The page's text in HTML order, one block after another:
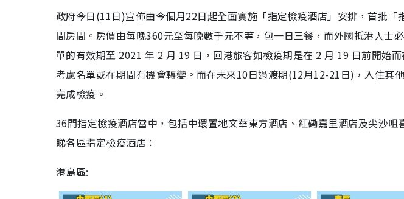
政府今日(11日)宣佈由今個月22日起全面實施「指定檢疫酒店」安排，首批「
間房間。房價由每晚360元至每晚數千元不等，包一日三餐，而外國抵港人士
單的有效期至 2021 年 2 月 19 日，回港旅客如檢疫期是在 2 月 19 日前開始
考慮名單或在期間有機會轉變。而在未來10日過渡期(12月12-21日)，入住其
完成檢疫。
36間指定檢疫酒店當中，包括中環置地文華東方酒店、紅磡嘉里酒店及尖沙
睇各區指定檢疫酒店：
港島區: